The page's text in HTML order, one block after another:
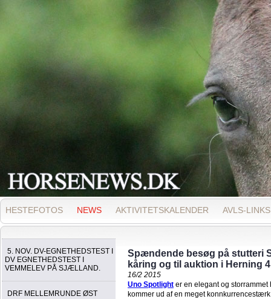
HESTEFOTOS NEWS AKTIVITETSKALENDER AVLS-LINKS
5. NOV. DV-EGNETHEDSTEST I
DV EGNETHEDSTEST I
VEMMELEV PÅ SJÆLLAND.
DRF MELLEMRUNDE ØST
Spændende besøg på stutteri
kåring og til auktion i Herning 4
16/2 2015
Uno Spotlight er en elegant og
kommer ud af en meget